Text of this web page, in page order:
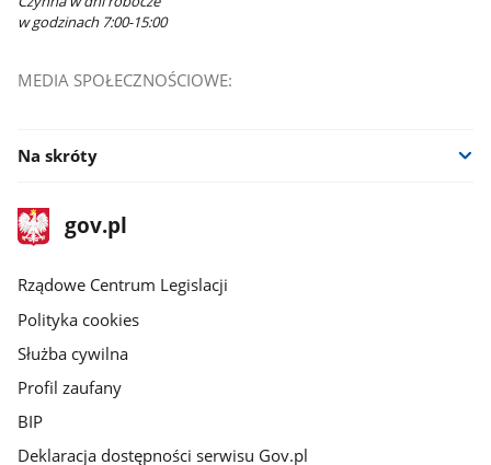
w godzinach 7:00-15:00
MEDIA SPOŁECZNOŚCIOWE:
Na skróty
stopka
gov.plStrona
gov.pl
Rządowe Centrum Legislacji
Polityka cookies
Służba cywilna
Profil zaufany
BIP
Deklaracja dostępności serwisu Gov.pl